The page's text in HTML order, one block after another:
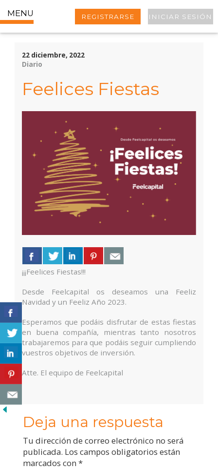
MENU REGISTRARSE INICIAR SESIÓN
22 diciembre, 2022
Diario
Feelices Fiestas
¡¡¡Feelices Fiestas!!!
Desde Feelcapital os deseamos una Feeliz
Navidad y un Feeliz Año 2023.
Esperamos que podáis disfrutar de estas fiestas
en buena compañía, mientras tanto nosotros
trabajaremos para que podáis seguir cumpliendo
vuestros objetivos de inversión.
Atte. El equipo de Feelcapital
Deja una respuesta
Tu dirección de correo electrónico no será
publicada. Los campos obligatorios están
marcados con *